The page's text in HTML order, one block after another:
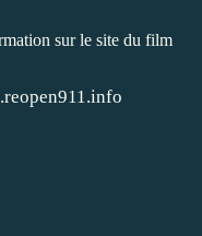
sur le site du film